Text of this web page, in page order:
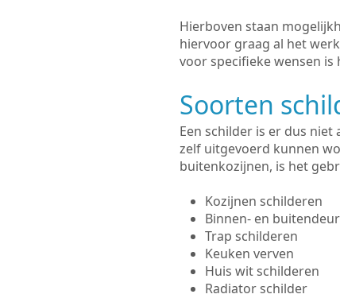
Hierboven staan
hiervoor graag al het
voor specifieke wensen
Soorten
Een schilder is er dus
zelf uitgevoerd kunnen
buitenkozijnen, is het
Kozijnen schilderen
Binnen- en
Trap schilderen
Keuken verven
Huis wit schilderen
Radiator schilder